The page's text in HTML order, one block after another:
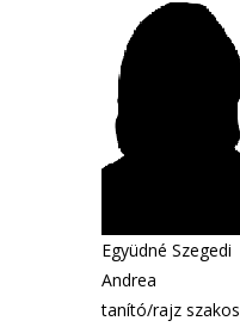
Együdné Szegedi
Andrea
tanító/rajz szakos